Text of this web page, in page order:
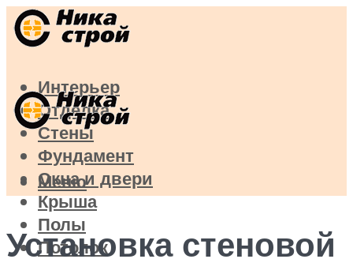
Интерьер
Отделка
Стены
Фундамент
Окна и двери
Крыша
Полы
Потолок
Меню
Установка стеновой